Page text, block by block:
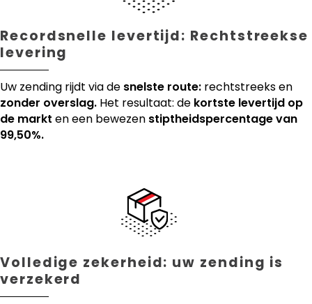
Recordsnelle levertijd: Rechtstreekse
levering
Uw zending rijdt via de snelste route: rechtstreeks en
zonder overslag. Het resultaat: de kortste levertijd op
de markt en een bewezen stiptheidspercentage van
99,50%.
Volledige zekerheid: uw zending is
verzekerd